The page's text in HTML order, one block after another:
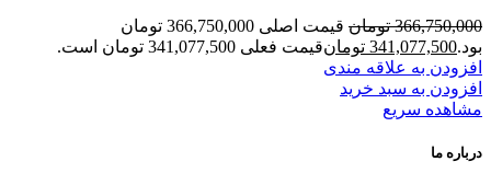
366,750,000 تومان
قیمت اصلی 366,750,000 تومان
بود.341,077,500 تومانقیمت فعلی 341,077,500 تومان است.
افزودن به علاقه مندی
افزودن به سبد خرید
مشاهده سریع
درباره ما